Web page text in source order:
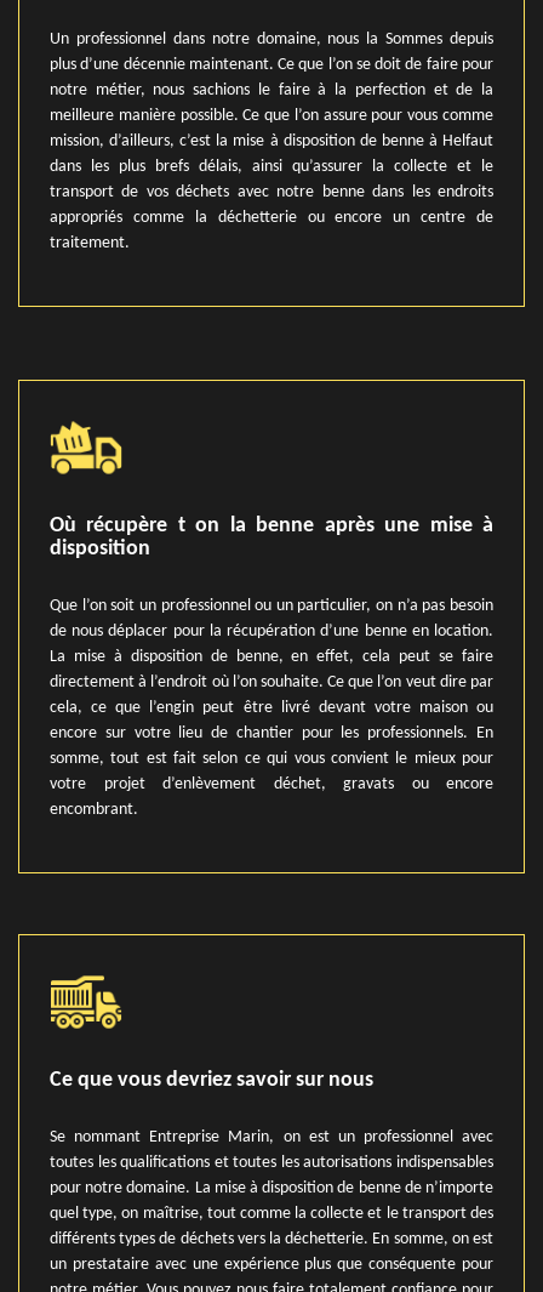
Un professionnel dans notre domaine, nous la Sommes depuis
plus d’une décennie maintenant. Ce que l’on se doit de faire pour
notre métier, nous sachions le faire à la perfection et de la
meilleure manière possible. Ce que l’on assure pour vous comme
mission, d’ailleurs, c’est la mise à disposition de benne à Helfaut
dans les plus brefs délais, ainsi qu’assurer la collecte et le
transport de vos déchets avec notre benne dans les endroits
appropriés comme la déchetterie ou encore un centre de
traitement.
Où récupère t on la benne après une mise à
disposition
Que l’on soit un professionnel ou un particulier, on n’a pas besoin
de nous déplacer pour la récupération d’une benne en location.
La mise à disposition de benne, en effet, cela peut se faire
directement à l’endroit où l’on souhaite. Ce que l’on veut dire par
cela, ce que l’engin peut être livré devant votre maison ou
encore sur votre lieu de chantier pour les professionnels. En
somme, tout est fait selon ce qui vous convient le mieux pour
votre projet d’enlèvement déchet, gravats ou encore
encombrant.
Ce que vous devriez savoir sur nous
Se nommant Entreprise Marin, on est un professionnel avec
toutes les qualifications et toutes les autorisations indispensables
pour notre domaine. La mise à disposition de benne de n’importe
quel type, on maîtrise, tout comme la collecte et le transport des
différents types de déchets vers la déchetterie. En somme, on est
un prestataire avec une expérience plus que conséquente pour